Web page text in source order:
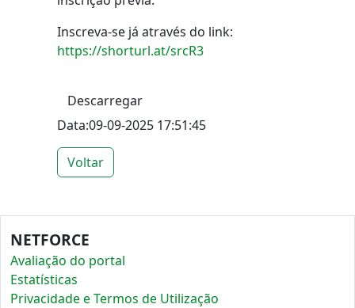
Inscreva-se já através do link:
https://shorturl.at/srcR3
Descarregar
Data:09-09-2025 17:51:45
Voltar
NETFORCE
Avaliação do portal
Estatísticas
Privacidade e Termos de Utilização